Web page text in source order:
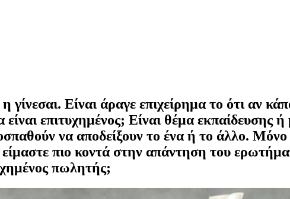
γίνεσαι. Είναι άραγε επιχείρημα το ότι αν
επιτυχημένος; Είναι θέμα εκπαίδευσης
να αποδείξουν το ένα ή το άλλο.
είμαστε πιο κοντά στην απάντηση του
πωλητής;